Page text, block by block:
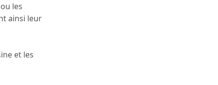
les
ainsi leur
et les